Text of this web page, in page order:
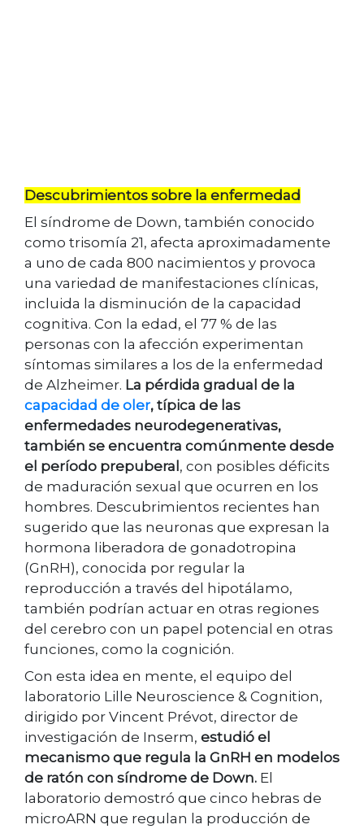
Descubrimientos sobre la enfermedad
El síndrome de Down, también conocido
como trisomía 21, afecta aproximadamente
a uno de cada 800 nacimientos y provoca
una variedad de manifestaciones clínicas,
incluida la disminución de la capacidad
cognitiva. Con la edad, el 77 % de las
personas con la afección experimentan
síntomas similares a los de la enfermedad
de Alzheimer. La pérdida gradual de la
capacidad de oler, típica de las
enfermedades neurodegenerativas,
también se encuentra comúnmente desde
el período prepuberal , con posibles déficits
de maduración sexual que ocurren en los
hombres. Descubrimientos recientes han
sugerido que las neuronas que expresan la
hormona liberadora de gonadotropina
(GnRH), conocida por regular la
reproducción a través del hipotálamo,
también podrían actuar en otras regiones
del cerebro con un papel potencial en otras
funciones, como la cognición.
Con esta idea en mente, el equipo del
laboratorio Lille Neuroscience & Cognition,
dirigido por Vincent Prévot, director de
investigación de Inserm, estudió el
mecanismo que regula la GnRH en modelos
de ratón con síndrome de Down. El
laboratorio demostró que cinco hebras de
microARN que regulan la producción de